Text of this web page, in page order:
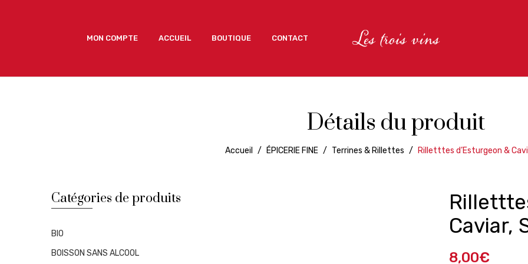
MON COMPTE ACCUEIL BOUTIQUE CONTACT
Détails du produit
Accueil / ÉPICERIE FINE / Terrines & Rillettes / Rilletttes d’Esturgeon &
Caviar,
8,00€
Catégories de produits
BIO
BOISSON SANS ALCOOL